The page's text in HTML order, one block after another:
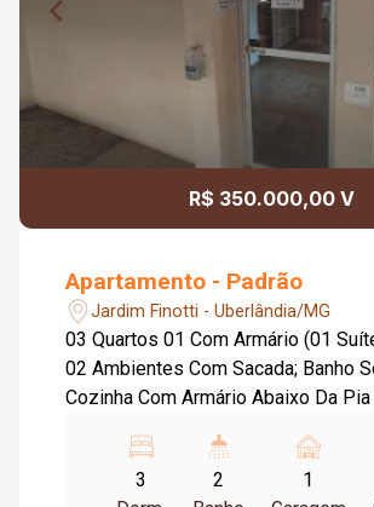
R$ 350.000,00 V
Apartamento - Padrão
Jardim Finotti - Uberlândia/MG
03 Quartos 01 Com Armário (01
02 Ambientes Com Sacada; Banho
Cozinha Com Armário Abaixo Da
Aproximadamente :300,00 + 20,00
Reserva; Taxa De Mudança Entrada
3
2
1